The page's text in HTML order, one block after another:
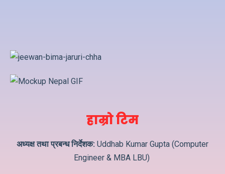
हाम्रो टिम
अध्यक्ष तथा प्रबन्ध निर्देशक: Uddhab Kumar Gupta (Computer
Engineer & MBA LBU)